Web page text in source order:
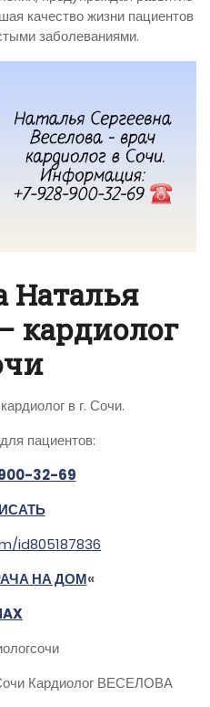
качество жизни пациентов
заболеваниями.
Наталья
кардиолог
в г. Сочи.
пациентов:
32-69
id805187836
НА ДОМ«
Кардиолог ВЕСЕЛОВА